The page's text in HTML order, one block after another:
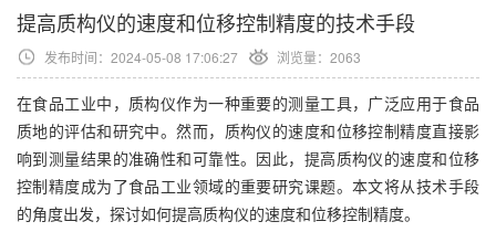
提高质构仪的速度和位移控制精度的技术手段
发布时间：2024-05-08 17:06:27 浏览量：2063
在食品工业中，质构仪作为一种重要的测量工具，广泛应用于食品
质地的评估和研究中。然而，质构仪的速度和位移控制精度直接影
响到测量结果的准确性和可靠性。因此，提高质构仪的速度和位移
控制精度成为了食品工业领域的重要研究课题。本文将从技术手段
的角度出发，探讨如何提高质构仪的速度和位移控制精度。